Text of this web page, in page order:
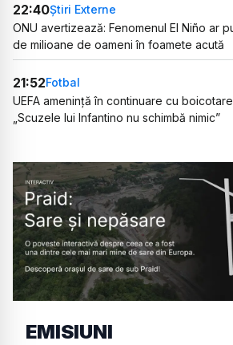
22:40Știri Externe
ONU avertizează: Fenomenul El Niño ar
de milioane de oameni în foamete acută
21:52Fotbal
UEFA amenință în continuare cu
„Scuzele lui Infantino nu schimbă nimic”
EMISIUNI